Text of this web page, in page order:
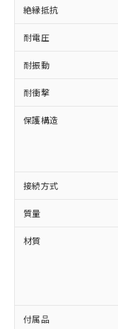
絶縁抵抗
耐電圧
耐振動
耐衝撃
保護構造
接続方式
質量
材質
付属品
こと
在庫
記載
タに
覧さ
準価
了承
様の
ムロ
ご相
オム
在庫
事前
示し
マイ
ビス
メン
お客
むを得ず変
ミウム(Cd)
六価クロム
類(PBB)
(PBDE)
ル) (DEHP)(別
ルベンジル（
（DBP）
但し、RoHS指
フタル酸エス
図的な使用がな
※2 対応
部品在庫の
月が前後す
「－」：未
*中国RoHS10
Pb(鉛)
Cr(Ⅵ)(六価クロ
DBP(フタル酸ジ
イソブチル) :
DEHP(フタル
※2 環境
「ｅ」：有
準値以下で
「10」：
質が外部に
及ぼさない
「－」：未
い合わせく
当社
為替
（以
また
国政
可)を
当社
全に
いよ
当社
ル、
武器
使用
当社
場合
該第
販売
法に
り引